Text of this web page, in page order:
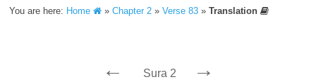
You are here: Home »Chapter 2 »Verse 83 »Translation
← Sura 2 →